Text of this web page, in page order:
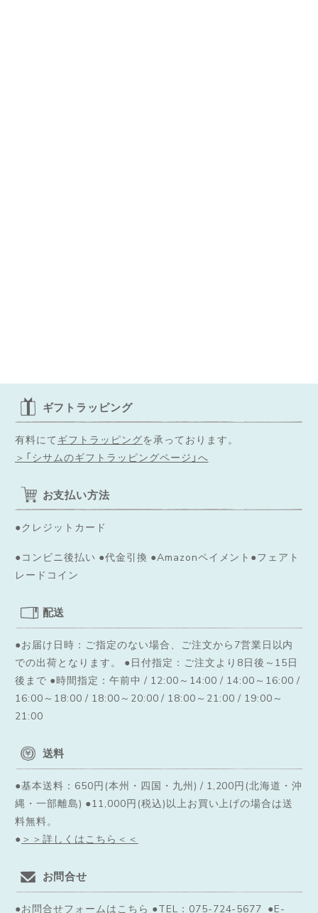
ギフトラッピング
有料にて ギフトラッピングを承っております。
＞「シサムのギフトラッピングページ」へ
お支払い方法
●クレジットカード
●コンビニ後払い ●代金引換 ●Amazonペイメント●フェアト
レードコイン
配送
●お届け日時：ご指定のない場合、ご注文から7営業日以内
での出荷となります。
●日付指定：ご注文より8日後～15日
後まで ●時間指定：午前中 / 12:00～14:00 / 14:00～16:00 /
16:00～18:00 / 18:00～20:00 / 18:00～21:00 / 19:00～
21:00
送料
●基本送料：650円(本州・四国・九州) / 1,200円(北海道・沖
縄・一部離島) ●11,000円(税込)以上お買い上げの場合は送
料無料。
● ＞＞詳しくはこちら＜＜
お問合せ
●お問合せフォームはこちら ●TEL：075-724-5677 ●E-